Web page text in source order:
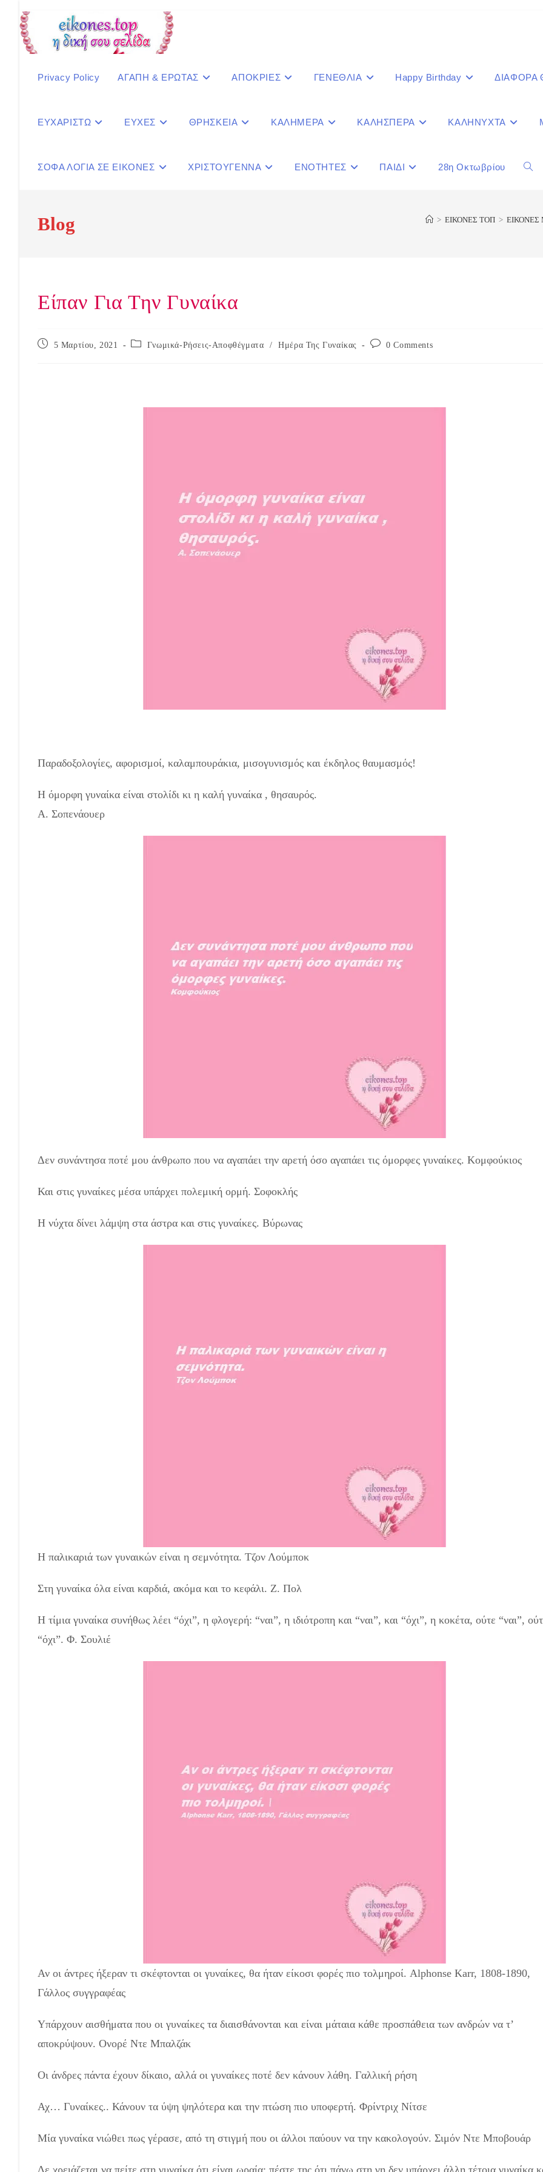
content
Privacy Policy ΑΓΑΠΗ & ΕΡΩΤΑΣ ΑΠΟΚΡΙΕΣ ΓΕΝΕΘΛΙΑ Happy Birthday ΔΙΑΦΟΡΑ
ΕΥΧΑΡΙΣΤΩ ΕΥΧΕΣ ΘΡΗΣΚΕΙΑ ΚΑΛΗΜΕΡΑ ΚΑΛΗΣΠΕΡΑ ΚΑΛΗΝΥΧΤΑ
ΣΟΦΑ ΛΟΓΙΑ ΣΕ ΕΙΚΟΝΕΣ ΧΡΙΣΤΟΥΓΕΝΝΑ ΕΝΟΤΗΤΕΣ ΠΑΙΔΙ 28η Οκτωβρίου
Blog > ΕΙΚΟΝΕΣ ΤΟΠ > ΕΙΚΟΝΕΣ
Είπαν Για Την Γυναίκα
Post
5 Μαρτίου, 2021
Post Γνωμικά-Ρήσεις-Αποφθέγματα / Ημέρα Της Γυναίκας
Post 0 Comments
Παραδοξολογίες, αφορισμοί, καλαμπουράκια, μισoγυνισμός και έκδηλος θαυμασμός!
Η όμορφη γυναίκα είναι στολίδι κι η καλή γυναίκα , θησαυρός.
Α. Σοπενάουερ
Δεν συνάντησα ποτέ μου άνθρωπο που να αγαπάει την αρετή όσο αγαπάει τις όμορφες γυναίκες. Κομφούκιος
Και στις γυναίκες μέσα υπάρχει πολεμική ορμή. Σοφοκλής
Η νύχτα δίνει λάμψη στα άστρα και στις γυναίκες. Βύρωνας
Η παλικαριά των γυναικών είναι η σεμνότητα. Τζον Λούμποκ
Στη γυναίκα όλα είναι καρδιά, ακόμα και το κεφάλι. Ζ. Πολ
Η τίμια γυναίκα συνήθως λέει “όχι”, η φλογερή: “ναι”, η ιδιότροπη και “ναι”, και “όχι”, η κοκέτα, ούτε “ναι”,
“όχι”. Φ. Σουλιέ
Αν οι άντρες ήξεραν τι σκέφτονται οι γυναίκες, θα ήταν είκοσι φορές πιο τολμηροί. Alphonse Karr, 1808-1890,
Γάλλος συγγραφέας
Υπάρχουν αισθήματα που οι γυναίκες τα διαισθάνονται και είναι μάταια κάθε προσπάθεια των ανδρών να τ’
αποκρύψουν. Ονορέ Ντε Μπαλζάκ
Οι άνδρες πάντα έχουν δίκαιο, αλλά οι γυναίκες ποτέ δεν κάνουν λάθη. Γαλλική ρήση
Αχ… Γυναίκες.. Κάνουν τα ύψη ψηλότερα και την πτώση πιο υποφερτή. Φρίντριχ Νίτσε
Μία γυναίκα νιώθει πως γέρασε, από τη στιγμή που οι άλλοι παύουν να την κακολογούν. Σιμόν Ντε Μποβουάρ
Δε χρειάζεται να πείτε στη γυναίκα ότι είναι ωραία: πέστε της ότι πάνω στη γη δεν υπάρχει άλλη τέτοια γυναίκα